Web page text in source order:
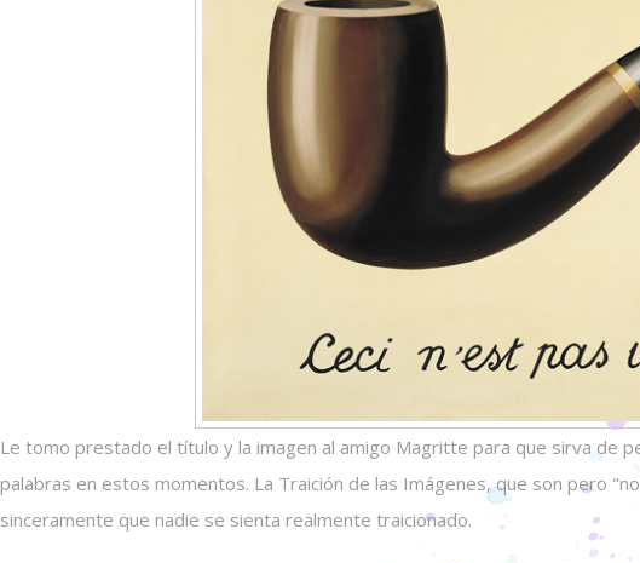
Le tomo prestado el título y la imagen al amigo Magritte para que sirva de
palabras en estos momentos. La Traición de las Imágenes, que son pero
sinceramente que nadie se sienta realmente traicionado.